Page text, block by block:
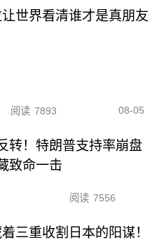
世界看清谁才是真朋友
阅读 7893 08-05
转！特朗普支持率崩盘
致命一击
阅读 7556
三重收割日本的阳谋！